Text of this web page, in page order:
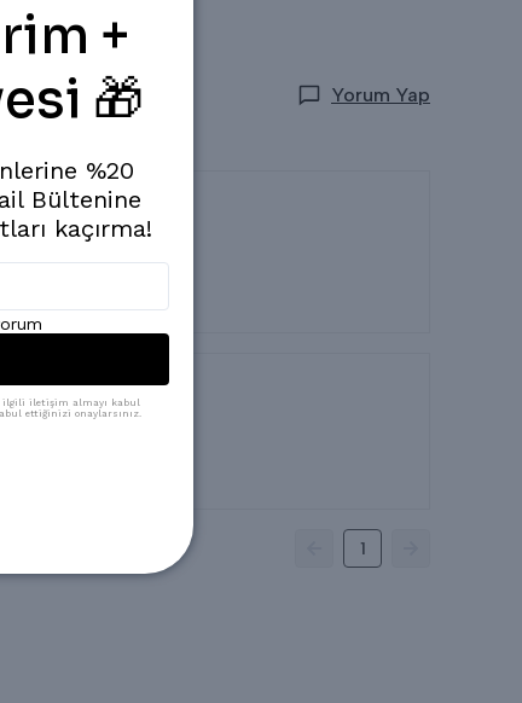
Yorum Yap
1
+
🎁
%20
Bültenine
kaçırma!
ilgili iletişim almayı kabul
ettiğinizi onaylarsınız.